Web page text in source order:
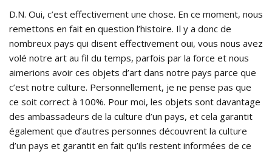
D.N. Oui, c’est effectivement une chose. En ce moment, nous
remettons en fait en question l’histoire. Il y a donc de
nombreux pays qui disent effectivement oui, vous nous avez
volé notre art au fil du temps, parfois par la force et nous
aimerions avoir ces objets d’art dans notre pays parce que
c’est notre culture. Personnellement, je ne pense pas que
ce soit correct à 100%. Pour moi, les objets sont davantage
des ambassadeurs de la culture d’un pays, et cela garantit
également que d’autres personnes découvrent la culture
d’un pays et garantit en fait qu’ils restent informées de ce